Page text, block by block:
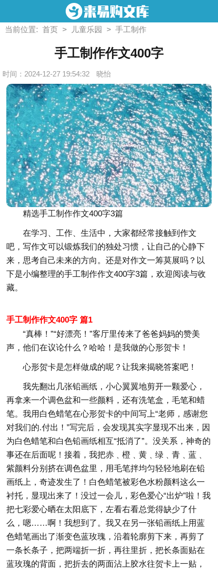
当前位置: 首页 > 儿童乐园 > 手工制作
手工制作作文400字
时间：2024-12-27 19:54:32 晓怡
精选手工制作作文400字3篇
在学习、工作、生活中，大家都经常接触到作文
吧，写作文可以锻炼我们的独处习惯，让自己的心静下
来，思考自己未来的方向。还是对作文一筹莫展吗？以
下是小编整理的手工制作作文400字3篇，欢迎阅读与收
藏。
手工制作作文400字 篇1
“真棒！”“好漂亮！”客厅里传来了爸爸妈妈的赞美
声，他们在议论什么？哈哈！是我做的心形贺卡！
心形贺卡是怎样做成的呢？让我来揭晓答案吧！
我先翻出几张铅画纸，小心翼翼地剪开一颗爱心，
再拿来一个调色盆和一些颜料，还有洗笔盒，毛笔和蜡
笔。我用白色蜡笔在心形贺卡的中间写上“老师，感谢您
对我们的.付出！”写完后，会发现其实字显现不出来，因
为白色蜡笔和白色铅画纸相互“抵消了”。没关系，神奇的
事还在后面呢！接着，我把赤﹑橙﹑黄﹑绿﹑青﹑蓝﹑
紫颜料分别挤在调色盆里，用毛笔拌均匀轻轻地刷在铅
画纸上，奇迹发生了！白色蜡笔被彩色水粉颜料这么一
衬托，显现出来了！没过一会儿，彩色爱心“出炉”啦！我
把七彩爱心晒在太阳底下，左看右看总觉得缺少了什
么，嗯……啊！我想到了。我又在另一张铅画纸上用蓝
色蜡笔画出了渐变色蓝玫瑰，沿着轮廓剪下来，再剪了
一条长条子，把两端折一折，再往里折，把长条面贴在
蓝玫瑰的背面，把折去的两面沾上胶水往贺卡上一贴，